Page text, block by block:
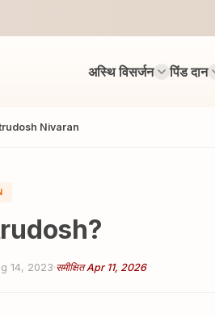
अस्थि विसर्जन पिंड दान
Nivaran
14, 2023·समीक्षित Apr 11, 2026